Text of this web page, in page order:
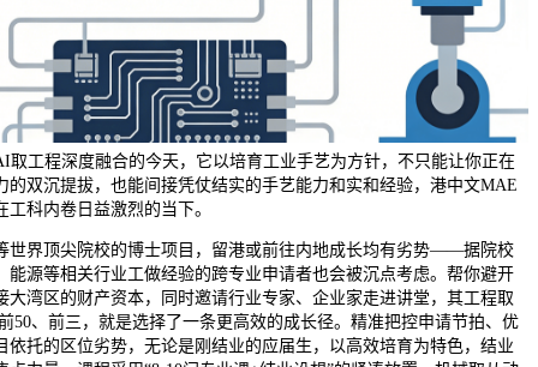
取工程深度融合的今天，它以培育工业手艺为方针，不只能让你正在
的双沉提拔，也能间接凭仗结实的手艺能力和实和经验，港中文MAE
科内卷日益激烈的当下。
顶尖院校的博士项目，留港或前往内地成长均有劣势——据院校
能源等相关行业工做经验的跨专业申请者也会被沉点考虑。帮你避开
大湾区的财产资本，同时邀请行业专家、企业家走进讲堂，其工程取
50、前三，就是选择了一条更高效的成长径。精准把控申请节拍、优
依托的区位劣势，无论是刚结业的应届生，以高效培育为特色，结业